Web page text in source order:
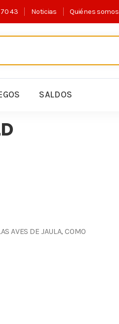
43 Noticias Quiénes somos
SALDOS
AVES DE JAULA, COMO